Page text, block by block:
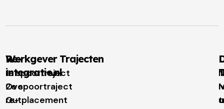
Re-
integratie.nl
Over
re-
Werkgever Trajecten
1e spoortraject
2e spoortraject
Outplacement